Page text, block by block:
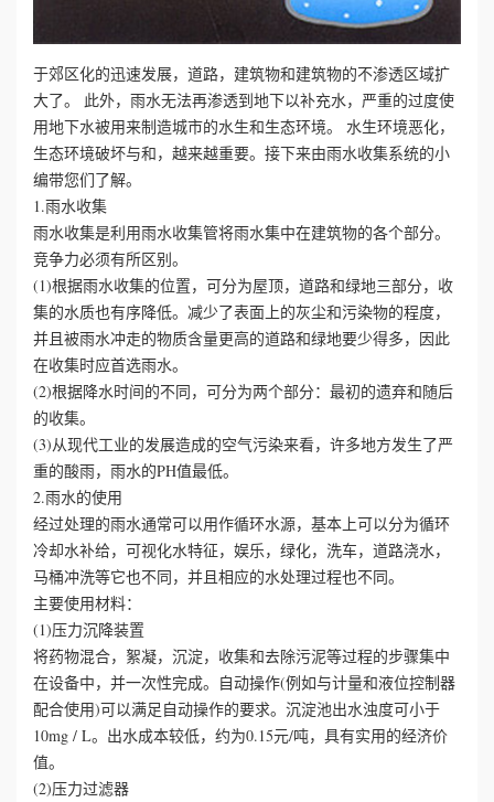
程
闻
资
讯
誉
资
联
系
们
于郊区化的迅速发展，道路，建筑物和建筑物的不渗透区域扩
大了。 此外，雨水无法再渗透到地下以补充水，严重的过度使
用地下水被用来制造城市的水生和生态环境。 水生环境恶化，
生态环境破坏与和，越来越重要。接下来由雨水收集系统的小
编带您们了解。
1.雨水收集
雨水收集是利用雨水收集管将雨水集中在建筑物的各个部分。
竞争力必须有所区别。
(1)根据雨水收集的位置，可分为屋顶，道路和绿地三部分，收
集的水质也有序降低。减少了表面上的灰尘和污染物的程度，
并且被雨水冲走的物质含量更高的道路和绿地要少得多，因此
在收集时应首选雨水。
(2)根据降水时间的不同，可分为两个部分：最初的遗弃和随后
的收集。
(3)从现代工业的发展造成的空气污染来看，许多地方发生了严
重的酸雨，雨水的PH值最低。
2.雨水的使用
经过处理的雨水通常可以用作循环水源，基本上可以分为循环
冷却水补给，可视化水特征，娱乐，绿化，洗车，道路浇水，
马桶冲洗等它也不同，并且相应的水处理过程也不同。
主要使用材料：
(1)压力沉降装置
将药物混合，絮凝，沉淀，收集和去除污泥等过程的步骤集中
在设备中，并一次性完成。自动操作(例如与计量和液位控制器
配合使用)可以满足自动操作的要求。沉淀池出水浊度可小于
10mg / L。出水成本较低，约为0.15元/吨，具有实用的经济价
值。
(2)压力过滤器